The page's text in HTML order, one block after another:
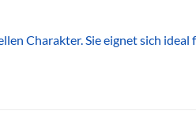
Charakter. Sie eignet sich